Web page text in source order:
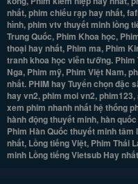
nhất, phim chiếu rạp hay nhất,
hình, phim vtv thuyết minh lồng
Trung Quốc, Phim Khoa học,
thoại hay nhất, Phim ma, Phim
tranh khoa học viễn tưỡng. Phim
Nga, Phim mỹ, Phim Việt Nam,
nhất. PHIM hay Tuyển chọn đặc
hay vn2, phim moi vn2,
xem phim nhanh nhất hệ thống
hành động thuyết minh, hàn
Phim Hàn Quốc thuyết minh
nhất, Lồng tiếng Việt, Phim Thái
minh Lồng tiếng Vietsub Hay